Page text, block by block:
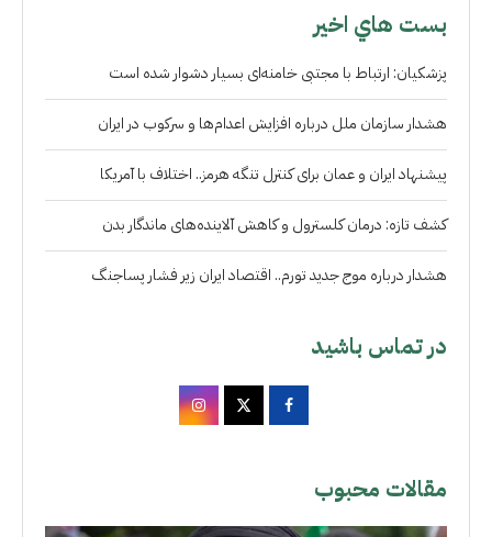
بست هاي اخير
پزشکیان: ارتباط با مجتبی خامنه‌ای بسیار دشوار شده است
هشدار سازمان ملل درباره افزایش اعدام‌ها و سرکوب در ایران
پیشنهاد ایران و عمان برای کنترل تنگه هرمز.. اختلاف با آمریکا
کشف تازه: درمان کلسترول و کاهش آلاینده‌های ماندگار بدن
هشدار درباره موج جدید تورم.. اقتصاد ایران زیر فشار پساجنگ
در تماس باشید
مقالات محبوب